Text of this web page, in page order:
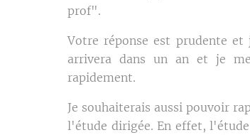
prof".
Votre réponse est prudente et
arrivera dans un an et je
rapidement.
Je souhaiterais aussi pouvoir
l'étude dirigée. En effet,